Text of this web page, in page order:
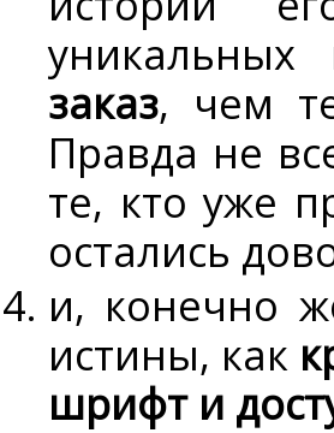
заказ, чем
Правда не
те, кто уже
остались
и, конечно
истины, как
шрифт и